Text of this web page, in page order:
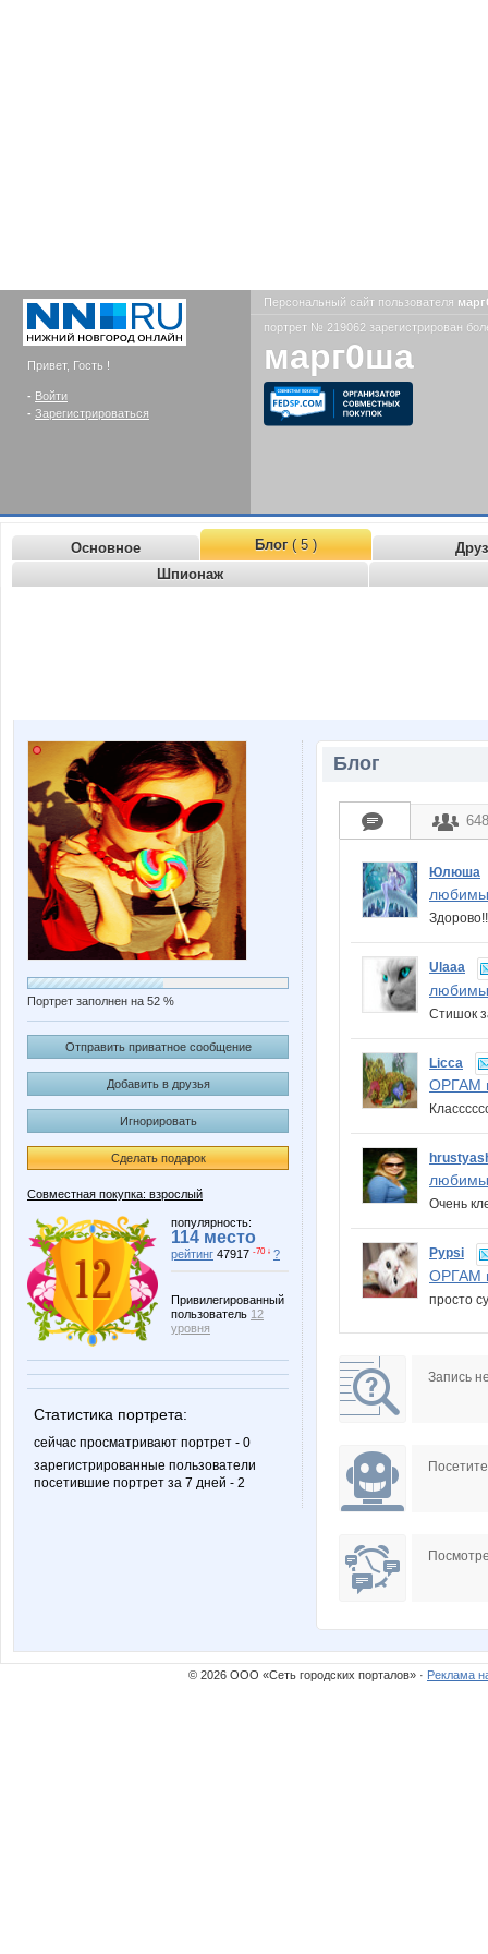
Привет, Гость !
- Войти
- Зарегистрироваться
Персональный сайт пользователя
портрет № 219062 зарегистрирован
марг0ша
Основное Блог( 5 )
Шпионаж
Портрет заполнен на 52 %
Отправить приватное сообщение
Добавить в друзья
Игнорировать
Сделать подарок
Совместная покупка: взрослый
популярность:
114 место
рейтинг 47917 -70 ↓ ?
Привилегированный
пользователь 12
уровня
Статистика портрета:
сейчас просматривают портрет - 0
зарегистрированные пользователи
посетившие портрет за 7 дней - 2
Блог
Юлюша
Ulaaa
Стишок
Licca
ОРГАМ
Очень
Pypsi
ОРГАМ
просто
Запись
© 2026 ООО «Сеть городских порталов» · Реклама